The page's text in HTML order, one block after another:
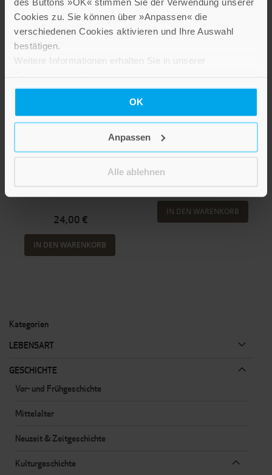
Cookies zu. Sie können über »Anpassen« die
verschiedenen Cookies aktivieren und Ihre Auswahl
bestätigen.
Weitere Informationen erhalten Sie in unserer
OK
Anpassen
Alle ablehnen
Nachricht von der
Gesandtschaftsreise
durch China und einen
24,00 €
IN DEN WARENKORB
Begegnung der
Museum Villa Rot
IN DEN WARENKORB
Kategorien
LEBENSART
GESCHICHTE
Vor- und Frühgeschichte
Mittelalter
Neuzeit & Zeitgeschichte
Kulturgeschichte